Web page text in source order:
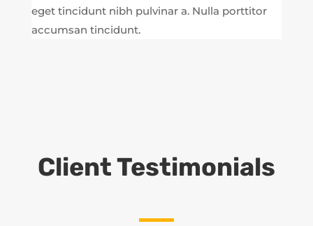
eget tincidunt nibh pulvinar a. Nulla porttitor
accumsan tincidunt.
Client Testimonials